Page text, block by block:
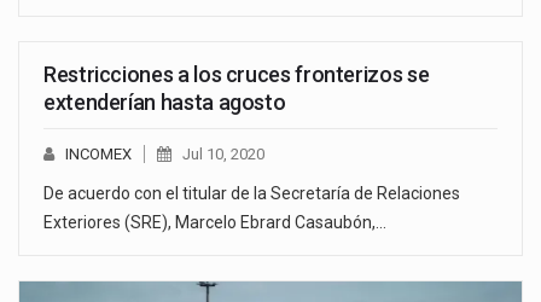
Restricciones a los cruces fronterizos se
extenderían hasta agosto
INCOMEX Jul 10, 2020
De acuerdo con el titular de la Secretaría de Relaciones
Exteriores (SRE), Marcelo Ebrard Casaubón,…